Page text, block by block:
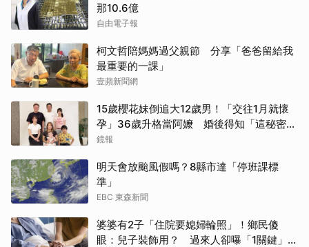
那10.6億
自由電子報
柯文哲陪媽媽過父親節 分享「爸爸留給我
最重要的一課」
壹蘋新聞網
15歲櫻花妹倒追大12歲男！「交往1月就懷
孕」36歲升格當阿嬤 婚後得知「這秘密」
傻眼了
鏡報
明天會放颱風假嗎？8縣市達「停班課標
準」
EBC 東森新聞
婆婆有2子「住院要媳婦輪照」！鄉民傻
眼：兒子裝飾用？ 過來人卻曝「1關鍵」才